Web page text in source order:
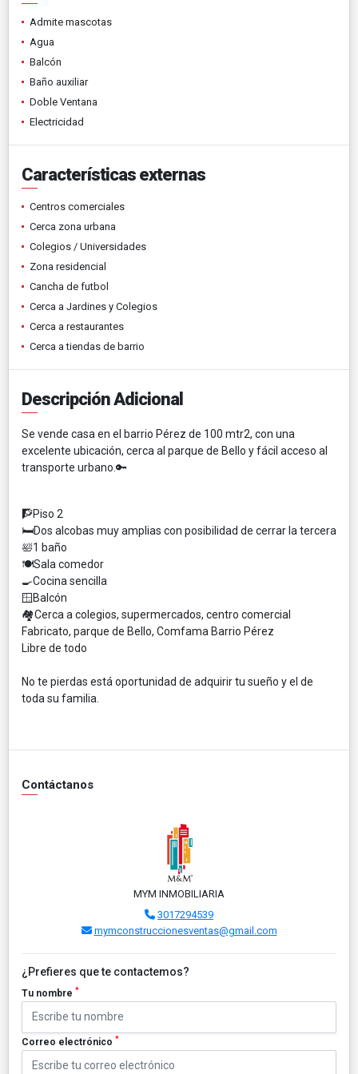
Admite mascotas
Agua
Balcón
Baño auxiliar
Doble Ventana
Electricidad
Características externas
Centros comerciales
Cerca zona urbana
Colegios / Universidades
Zona residencial
Cancha de futbol
Cerca a Jardines y Colegios
Cerca a restaurantes
Cerca a tiendas de barrio
Descripción Adicional
Se vende casa en el barrio Pérez de 100 mtr2, con una
excelente ubicación, cerca al parque de Bello y fácil acceso al
transporte urbano.🔑
🧗Piso 2
🛏️Dos alcobas muy amplias con posibilidad de cerrar la tercera
🛀1 baño
🍽️Sala comedor
🍳Cocina sencilla
🪟Balcón
🏘️Cerca a colegios, supermercados, centro comercial
Fabricato, parque de Bello, Comfama Barrio Pérez
Libre de todo
No te pierdas está oportunidad de adquirir tu sueño y el de
toda su familia.
Contáctanos
MYM INMOBILIARIA
3017294539
mymconstruccionesventas@gmail.com
¿Prefieres que te contactemos?
Tu nombre *
Correo electrónico *